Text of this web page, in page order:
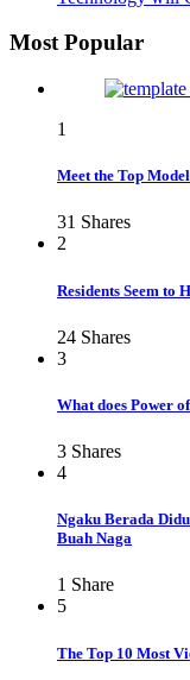
Most Popular
1
Meet the Top
31 Shares
2
Residents Seem to
24 Shares
3
What does Power
3 Shares
4
Ngaku Berada
Buah Naga
1 Share
5
The Top 10 Most